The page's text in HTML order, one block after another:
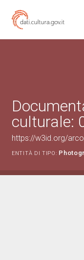
culturale:
https://w3id.org/
ENTITÀ DI TIPO: